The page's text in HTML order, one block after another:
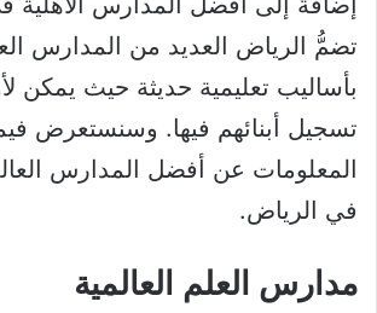
تضمُّ الرياض العديد من المدارس
بأساليب تعليمية حديثة حيث يمكن
تسجيل أبنائهم فيها. وسنستعرض
المعلومات عن أفضل المدارس
في الرياض.
مدارس العلم العالمية